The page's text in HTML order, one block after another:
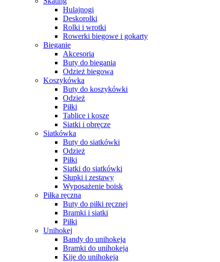
Hulajnogi
Deskorolki
Rolki i wrotki
Rowerki biegowe i gokarty
Bieganie
Akcesoria
Buty do biegania
Odzież biegowa
Koszykówka
Buty do koszykówki
Odzież
Piłki
Tablice i kosze
Siatki i obręcze
Siatkówka
Buty do siatkówki
Odzież
Piłki
Siatki do siatkówki
Słupki i zestawy
Wyposażenie boisk
Piłka ręczna
Buty do piłki ręcznej
Bramki i siatki
Piłki
Unihokej
Bandy do unihokeja
Bramki do unihokeja
Kije do unihokeja